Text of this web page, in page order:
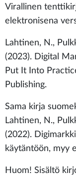
Virallinen
elektronisena
Lahtinen, N.,
(2023). Digital
Put It Into
Publishing.
Sama kirja
Lahtinen, N.,
(2022).
käytäntöön, myy
Huom! Sisältö